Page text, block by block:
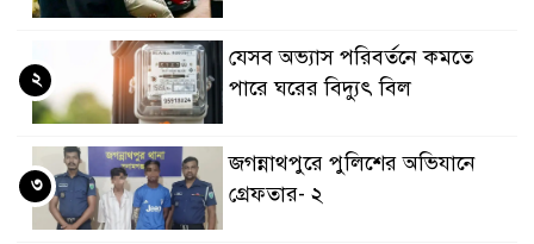
যেসব অভ্যাস পরিবর্তনে কমতে
পারে ঘরের বিদ্যুৎ বিল
২
জগন্নাথপুরে পুলিশের অভিযানে
গ্রেফতার- ২
৩